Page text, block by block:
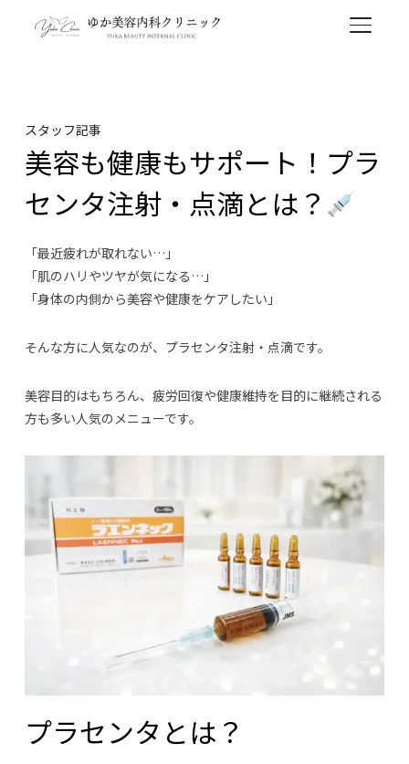
スタッフ記事
美容も健康もサポート！プラ
センタ注射・点滴とは？
「最近疲れが取れない…」
「肌のハリやツヤが気になる…」
「身体の内側から美容や健康をケアしたい」
そんな方に人気なのが、プラセンタ注射・点滴です。
美容目的はもちろん、疲労回復や健康維持を目的に継続される
方も多い人気のメニューです。
プラセンタとは？